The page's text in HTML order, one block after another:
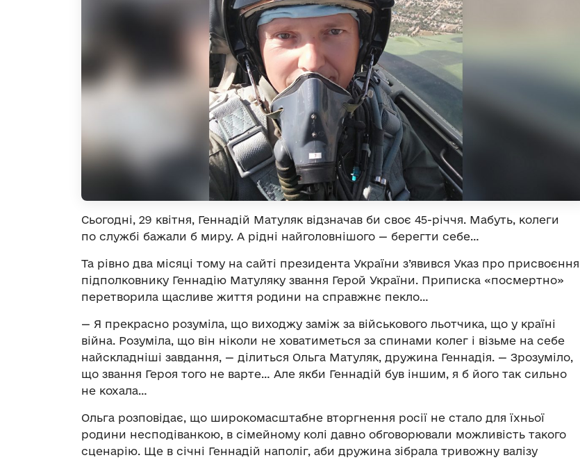
Сьогодні, 29 квітня, Геннадій Матуляк відзначав би своє 45-річчя. Мабуть, колеги
по службі бажали б миру. А рідні найголовнішого — берегти себе…
Та рівно два місяці тому на сайті президента України з’явився Указ про присвоєння
підполковнику Геннадію Матуляку звання Герой України. Приписка «посмертно»
перетворила щасливе життя родини на справжнє пекло…
— Я прекрасно розуміла, що виходжу заміж за військового льотчика, що у країні
війна. Розуміла, що він ніколи не ховатиметься за спинами колег і візьме на себе
найскладніші завдання, — ділиться Ольга Матуляк, дружина Геннадія. — Зрозуміло,
що звання Героя того не варте… Але якби Геннадій був іншим, я б його так сильно
не кохала…
Ольга розповідає, що широкомасштабне вторгнення росії не стало для їхньої
родини несподіванкою, в сімейному колі давно обговорювали можливість такого
сценарію. Ще в січні Геннадій наполіг, аби дружина зібрала тривожну валізу